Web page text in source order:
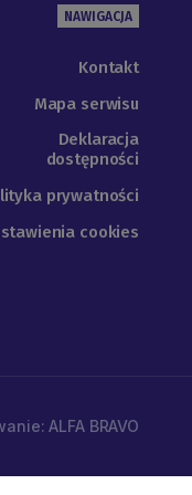
NAWIGACJA
Kontakt
Mapa serwisu
Deklaracja
dostępności
prywatności
cookies
ALFA BRAVO